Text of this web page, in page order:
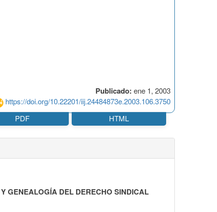
Publicado: ene 1, 2003
https://doi.org/10.22201/iij.24484873e.2003.106.3750
PDF
HTML
GENEALOGÍA DEL DERECHO SINDICAL